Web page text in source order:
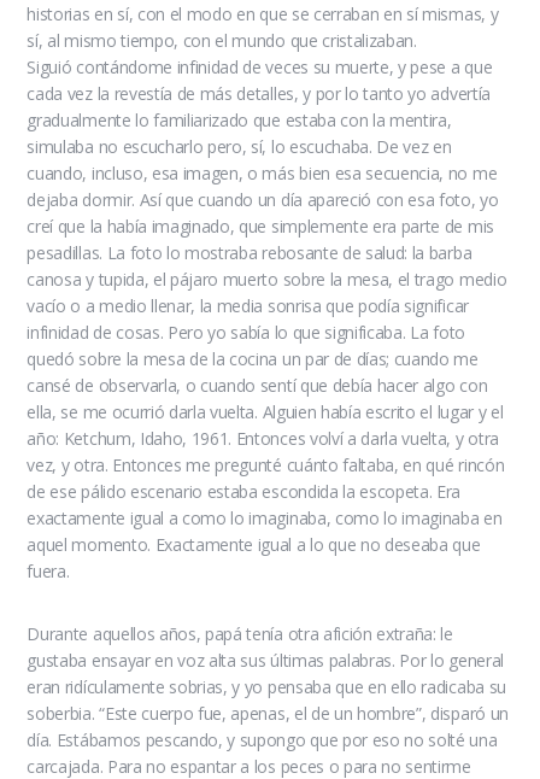
historias en sí, con el modo en que se cerraban en sí mismas, y
sí, al mismo tiempo, con el mundo que cristalizaban.
Siguió contándome infinidad de veces su muerte, y pese a que
cada vez la revestía de más detalles, y por lo tanto yo advertía
gradualmente lo familiarizado que estaba con la mentira,
simulaba no escucharlo pero, sí, lo escuchaba. De vez en
cuando, incluso, esa imagen, o más bien esa secuencia, no me
dejaba dormir. Así que cuando un día apareció con esa foto, yo
creí que la había imaginado, que simplemente era parte de mis
pesadillas. La foto lo mostraba rebosante de salud: la barba
canosa y tupida, el pájaro muerto sobre la mesa, el trago medio
vacío o a medio llenar, la media sonrisa que podía significar
infinidad de cosas. Pero yo sabía lo que significaba. La foto
quedó sobre la mesa de la cocina un par de días; cuando me
cansé de observarla, o cuando sentí que debía hacer algo con
ella, se me ocurrió darla vuelta. Alguien había escrito el lugar y el
año: Ketchum, Idaho, 1961. Entonces volví a darla vuelta, y otra
vez, y otra. Entonces me pregunté cuánto faltaba, en qué rincón
de ese pálido escenario estaba escondida la escopeta. Era
exactamente igual a como lo imaginaba, como lo imaginaba en
aquel momento. Exactamente igual a lo que no deseaba que
fuera.
Durante aquellos años, papá tenía otra afición extraña: le
gustaba ensayar en voz alta sus últimas palabras. Por lo general
eran ridículamente sobrias, y yo pensaba que en ello radicaba su
soberbia. “Este cuerpo fue, apenas, el de un hombre”, disparó un
día. Estábamos pescando, y supongo que por eso no solté una
carcajada. Para no espantar a los peces o para no sentirme